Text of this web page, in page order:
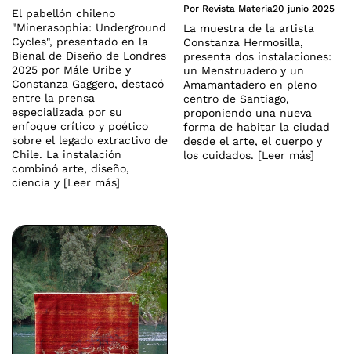
El pabellón chileno
"Minerasophia: Underground
Cycles", presentado en la
Bienal de Diseño de Londres
2025 por Mále Uribe y
Constanza Gaggero, destacó
entre la prensa
especializada por su
enfoque crítico y poético
sobre el legado extractivo de
Chile. La instalación
combinó arte, diseño,
ciencia y [Leer más]
Por Revista Materia20 junio 2025
La muestra de la artista
Constanza Hermosilla,
presenta dos instalaciones:
un Menstruadero y un
Amamantadero en pleno
centro de Santiago,
proponiendo una nueva
forma de habitar la ciudad
desde el arte, el cuerpo y
los cuidados. [Leer más]